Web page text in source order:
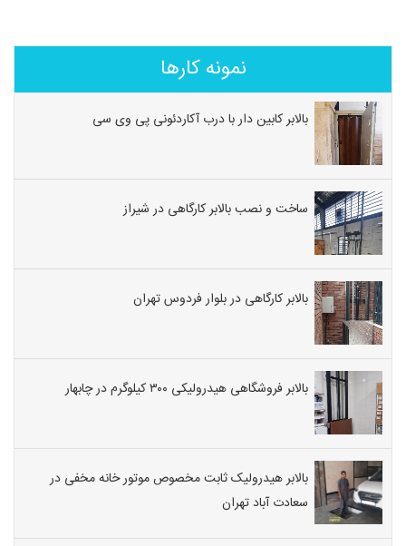
نمونه کارها
بالابر کابین دار با درب آکاردئونی پی وی سی
ساخت و نصب بالابر کارگاهی در شیراز
بالابر کارگاهی در بلوار فردوس تهران
بالابر فروشگاهی هیدرولیکی ۳۰۰ کیلوگرم در چابهار
بالابر هیدرولیک ثابت مخصوص موتور خانه مخفی در
سعادت آباد تهران